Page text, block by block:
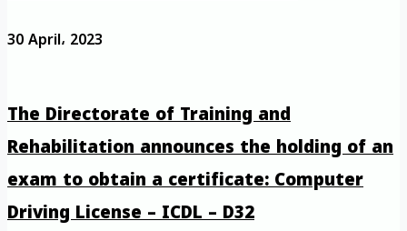
30 April، 2023
The Directorate of Training and
Rehabilitation announces the holding of an
exam to obtain a certificate: Computer
Driving License – ICDL – D32